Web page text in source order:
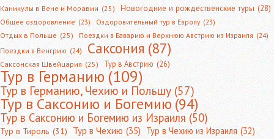
Каникулы в Вене и Моравии (25) Новогодние и рождественские туры (28)
Общее оздоровление (23) Оздоровительный тур в Европу (23)
Отдых в Польше (25) Поездки в Баварию и Верхнюю Австрию из Израиля (24)
Поездки в Венгрию (24) Саксония(87)
Саксонская Швейцария (25) Тур в Австрию (26)
Тур в Германию(109)
Тур в Германию, Чехию и Польшу (57)
Тур в Саксонию и Богемию(94)
Тур в Саксонию и Богемию из Израиля (50)
Тур в Тироль (31) Тур в Чехию (35) Тур в Чехию из Израиля (32)